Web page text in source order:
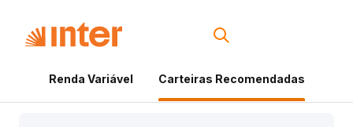
Renda Variável Carteiras Recomendadas